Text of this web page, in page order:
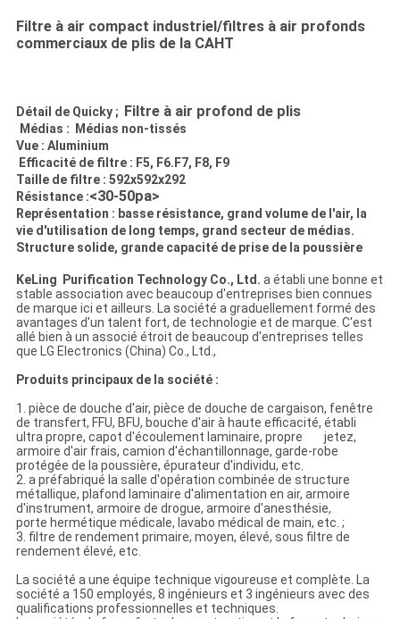
Filtre à air compact industriel/filtres à air profonds
commerciaux de plis de la CAHT
Détail de Quicky ; Filtre à air profond de plis
Médias : Médias non-tissés
Vue : Aluminium
Efficacité de filtre : F5, F6.F7, F8, F9
Taille de filtre : 592x592x292
Résistance :<30-50pa>
Représentation : basse résistance, grand volume de l'air, la
vie d'utilisation de long temps, grand secteur de médias.
Structure solide, grande capacité de prise de la poussière
KeLing Purification Technology Co., Ltd. a établi une bonne et
stable association avec beaucoup d'entreprises bien connues
de marque ici et ailleurs. La société a graduellement formé des
avantages d'un talent fort, de technologie et de marque. C'est
allé bien à un associé étroit de beaucoup d'entreprises telles
que LG Electronics (China) Co., Ltd.,
Produits principaux de la société :
1. pièce de douche d'air, pièce de douche de cargaison, fenêtre
de transfert, FFU, BFU, bouche d'air à haute efficacité, établi
ultra propre, capot d'écoulement laminaire, propre jetez,
armoire d'air frais, camion d'échantillonnage, garde-robe
protégée de la poussière, épurateur d'individu, etc.
2. a préfabriqué la salle d'opération combinée de structure
métallique, plafond laminaire d'alimentation en air, armoire
d'instrument, armoire de drogue, armoire d'anesthésie,
porte hermétique médicale, lavabo médical de main, etc. ;
3. filtre de rendement primaire, moyen, élevé, sous filtre de
rendement élevé, etc.
La société a une équipe technique vigoureuse et complète. La
société a 150 employés, 8 ingénieurs et 3 ingénieurs avec des
qualifications professionnelles et techniques.